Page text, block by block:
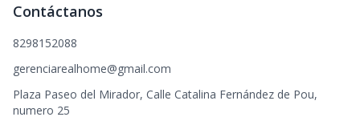
Contáctanos
8298152088
gerenciarealhome@gmail.com
Plaza Paseo del Mirador, Calle Catalina Fernández de Pou,
numero 25